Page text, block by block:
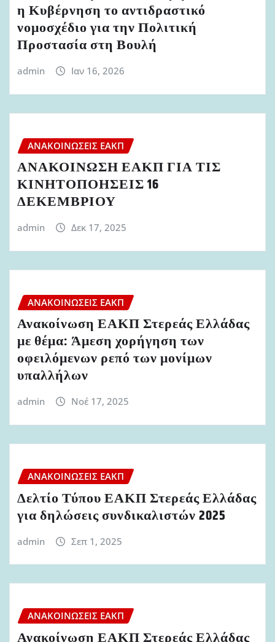
η Κυβέρνηση το αντιδραστικό
νομοσχέδιο για την Πολιτική
Προστασία στη Βουλή
admin Ιαν 16, 2026
ΑΝΑΚΟΙΝΏΣΕΙΣ ΕΑΚΠ
ΑΝΑΚΟΙΝΩΣΗ ΕΑΚΠ ΓΙΑ ΤΙΣ
ΚΙΝΗΤΟΠΟΗΣΕΙΣ 16
ΔΕΚΕΜΒΡΙΟΥ
admin Δεκ 17, 2025
ΑΝΑΚΟΙΝΏΣΕΙΣ ΕΑΚΠ
Ανακοίνωση ΕΑΚΠ Στερεάς Ελλάδας
με θέμα: Άμεση χορήγηση των
οφειλόμενων ρεπό των μονίμων
υπαλλήλων
admin Νοέ 17, 2025
ΑΝΑΚΟΙΝΏΣΕΙΣ ΕΑΚΠ
Δελτίο Τύπου ΕΑΚΠ Στερεάς Ελλάδας
για δηλώσεις συνδικαλιστών 2025
admin Σεπ 1, 2025
ΑΝΑΚΟΙΝΏΣΕΙΣ ΕΑΚΠ